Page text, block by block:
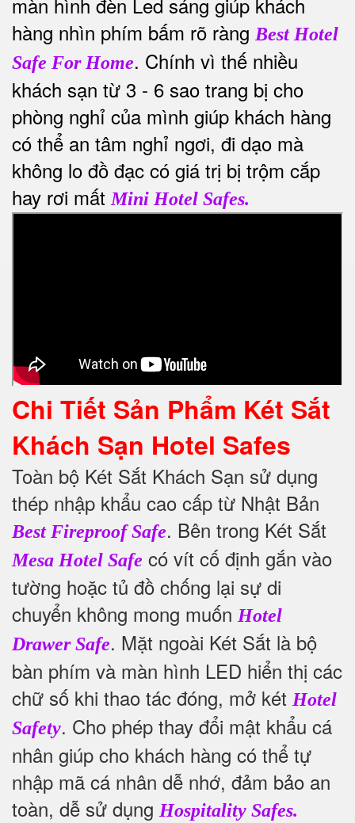
hàng nhìn phím bấm rõ ràng Best Hotel
Safe For Home. Chính vì thế nhiều
khách sạn từ 3 - 6 sao trang bị cho
phòng nghỉ của mình giúp khách hàng
có thể an tâm nghỉ ngơi, đi dạo mà
không lo đồ đạc có giá trị bị trộm cắp
hay rơi mất Mini Hotel Safes.
Chi Tiết Sản Phẩm Két Sắt
Khách Sạn Hotel Safes
Toàn bộ Két Sắt Khách Sạn sử dụng
thép nhập khẩu cao cấp từ Nhật Bản
Best Fireproof Safe. Bên trong Két Sắt
Mesa Hotel Safe có vít cố định gắn vào
tường hoặc tủ đồ chống lại sự di
chuyển không mong muốn Hotel
Drawer Safe. Mặt ngoài Két Sắt là bộ
bàn phím và màn hình LED hiển thị các
chữ số khi thao tác đóng, mở két Hotel
Safety. Cho phép thay đổi mật khẩu cá
nhân giúp cho khách hàng có thể tự
nhập mã cá nhân dễ nhớ, đảm bảo an
toàn, dễ sử dụng Hospitality Safes.